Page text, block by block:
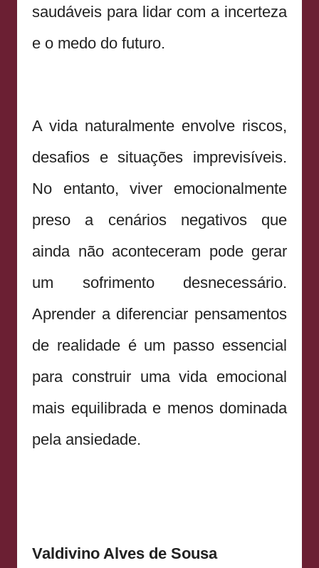
saudáveis para lidar com a incerteza
e o medo do futuro.
A vida naturalmente envolve riscos,
desafios e situações imprevisíveis.
No entanto, viver emocionalmente
preso a cenários negativos que
ainda não aconteceram pode gerar
um sofrimento desnecessário.
Aprender a diferenciar pensamentos
de realidade é um passo essencial
para construir uma vida emocional
mais equilibrada e menos dominada
pela ansiedade.
Valdivino Alves de Sousa